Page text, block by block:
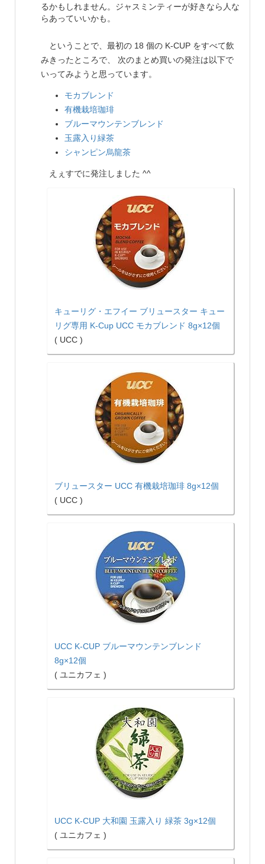
るかもしれません。ジャスミンティーが好きなら人な
らあっていいかも。
ということで、最初の 18 個の K-CUP をすべて飲
みきったところで、 次のまとめ買いの発注は以下で
いってみようと思っています。
モカブレンド
有機栽培珈琲
ブルーマウンテンブレンド
玉露入り緑茶
シャンピン烏龍茶
えぇすでに発注しました ^^
キューリグ・エフイー ブリュースター キュー
リグ専用 K-Cup UCC モカブレンド 8g×12個
( UCC )
ブリュースター UCC 有機栽培珈琲 8g×12個
( UCC )
UCC K-CUP ブルーマウンテンブレンド
8g×12個
( ユニカフェ )
UCC K-CUP 大和園 玉露入り 緑茶 3g×12個
( ユニカフェ )